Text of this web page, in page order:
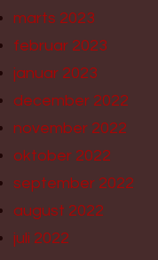
marts 2023
februar 2023
januar 2023
december 2022
november 2022
oktober 2022
september 2022
august 2022
juli 2022